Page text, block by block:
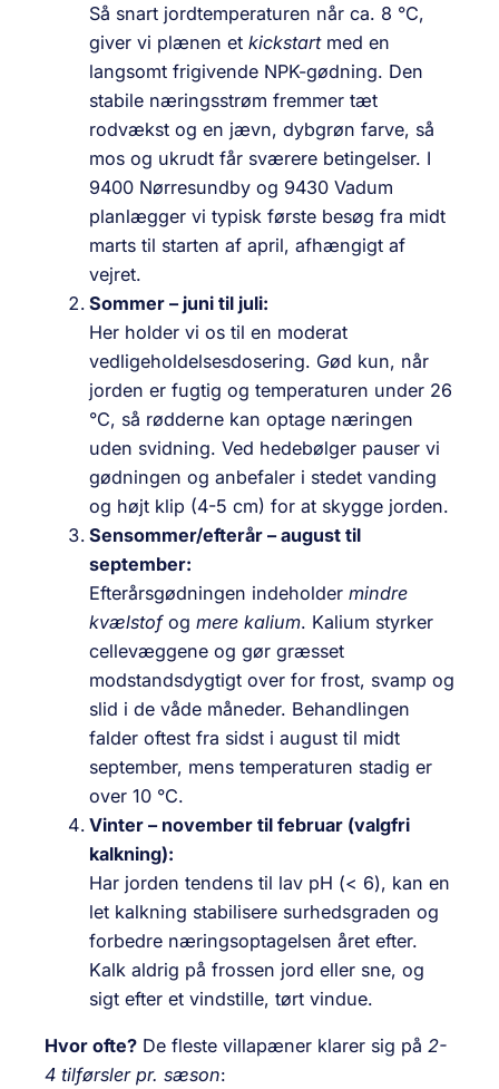
Så snart jordtemperaturen når ca. 8 °C,
giver vi plænen et kickstartmed en
langsomt frigivende NPK-gødning. Den
stabile næringsstrøm fremmer tæt
rodvækst og en jævn, dybgrøn farve, så
mos og ukrudt får sværere betingelser. I
9400 Nørresundby og 9430 Vadum
planlægger vi typisk første besøg fra midt
marts til starten af april, afhængigt af
vejret.
Sommer – juni til juli:
Her holder vi os til en moderat
vedligeholdelsesdosering. Gød kun, når
jorden er fugtig og temperaturen under 26
°C, så rødderne kan optage næringen
uden svidning. Ved hedebølger pauser vi
gødningen og anbefaler i stedet vanding
og højt klip (4-5 cm) for at skygge jorden.
Sensommer/efterår – august til
september:
Efterårsgødningen indeholder mindre
kvælstofog mere kalium. Kalium styrker
cellevæggene og gør græsset
modstandsdygtigt over for frost, svamp og
slid i de våde måneder. Behandlingen
falder oftest fra sidst i august til midt
september, mens temperaturen stadig er
over 10 °C.
Vinter – november til februar (valgfri
kalkning):
Har jorden tendens til lav pH (< 6), kan en
let kalkning stabilisere surhedsgraden og
forbedre næringsoptagelsen året efter.
Kalk aldrig på frossen jord eller sne, og
sigt efter et vindstille, tørt vindue.
Hvor ofte? De fleste villapæner klarer sig på 2-
4 tilførsler pr. sæson: